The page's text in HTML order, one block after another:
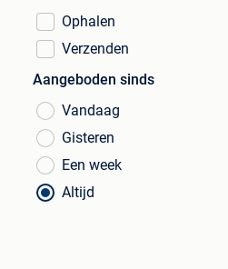
Ophalen
Verzenden
Aangeboden sinds
Vandaag
Gisteren
Een week
Altijd